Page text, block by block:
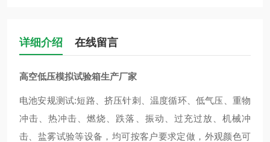
详细介绍 在线留言
高空低压模拟试验箱生产厂家
电池安规测试:短路、挤压针刺、温度循环、低气压、重物
冲击、热冲击、燃烧、跌落、振动、过充过放、机械冲
击、盐雾试验等设备，均可按客户要求定做，外观颜色可